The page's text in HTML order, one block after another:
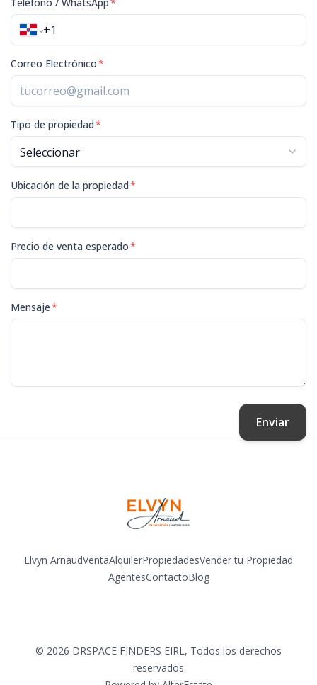
Teléfono / WhatsApp*
Correo Electrónico*
Tipo de propiedad*
Ubicación de la propiedad*
Precio de venta esperado*
Mensaje*
Enviar
Elvyn ArnaudVentaAlquilerPropiedadesVender tu Propiedad
AgentesContactoBlog
© 2026 DRSPACE FINDERS EIRL, Todos los derechos
reservados